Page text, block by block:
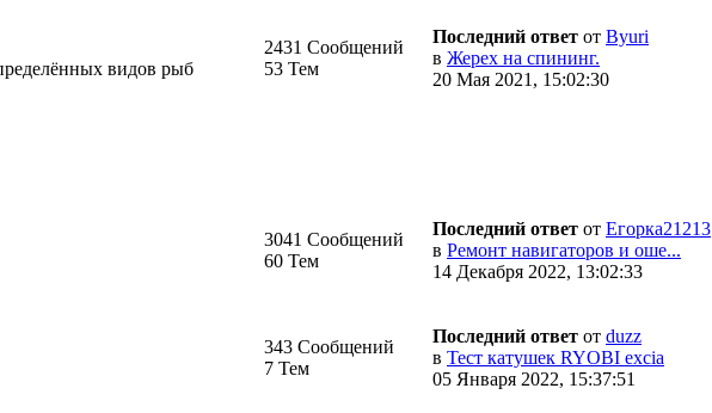
видов рыб
2431 Сообщений
53 Тем
Последний ответ от Byuri
в Жерех на спининг.
20 Мая 2021, 15:02:30
3041 Сообщений
60 Тем
Последний ответ от Егорка21213
в Ремонт навигаторов и оше...
14 Декабря 2022, 13:02:33
343 Сообщений
7 Тем
Последний ответ от duzz
в Тест катушек RYOBI excia
05 Января 2022, 15:37:51